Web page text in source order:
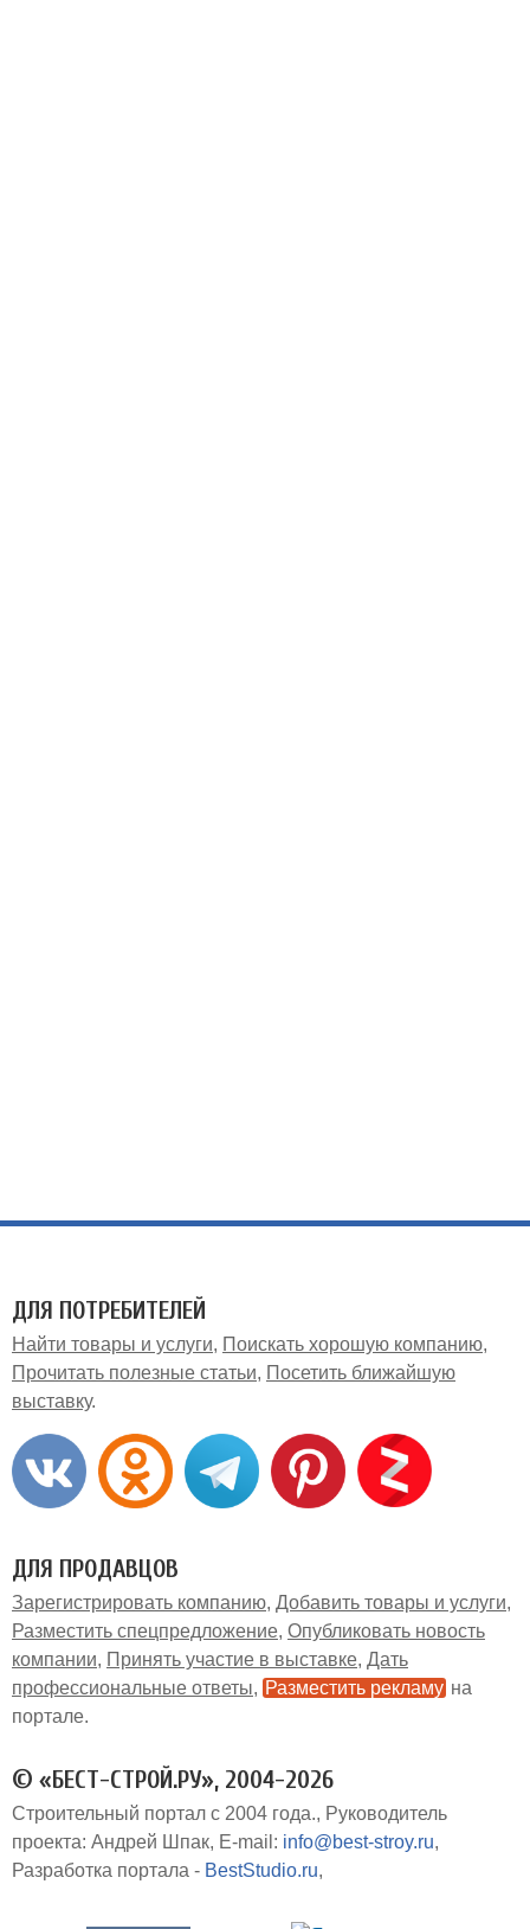
ДЛЯ ПОТРЕБИТЕЛЕЙ
Найти товары и услуги
Поискать хорошую компанию
Прочитать полезные статьи
Посетить ближайшую
выставку
ДЛЯ ПРОДАВЦОВ
Зарегистрировать компанию Добавить товары и услуги
Разместить спецпредложение Опубликовать новость
компании
Принять участие в выставке Дать
профессиональные ответы
Разместить рекламу на
портале
© «БЕСТ-СТРОЙ.РУ», 2004-2026
Строительный портал с 2004 года.
Руководитель
проекта: Андрей Шпак E-mail: info@best-stroy.ru
Разработка портала - BestStudio.ru